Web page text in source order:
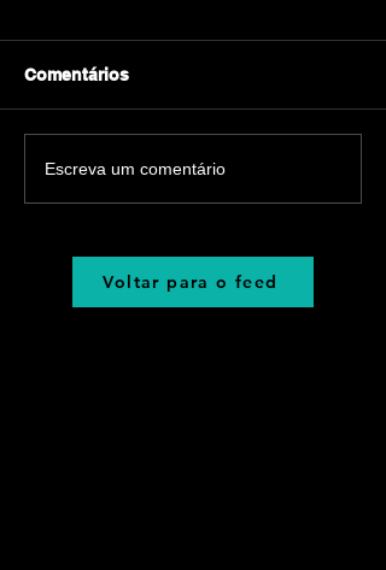
Comentários
Escreva um comentário
Voltar para o feed